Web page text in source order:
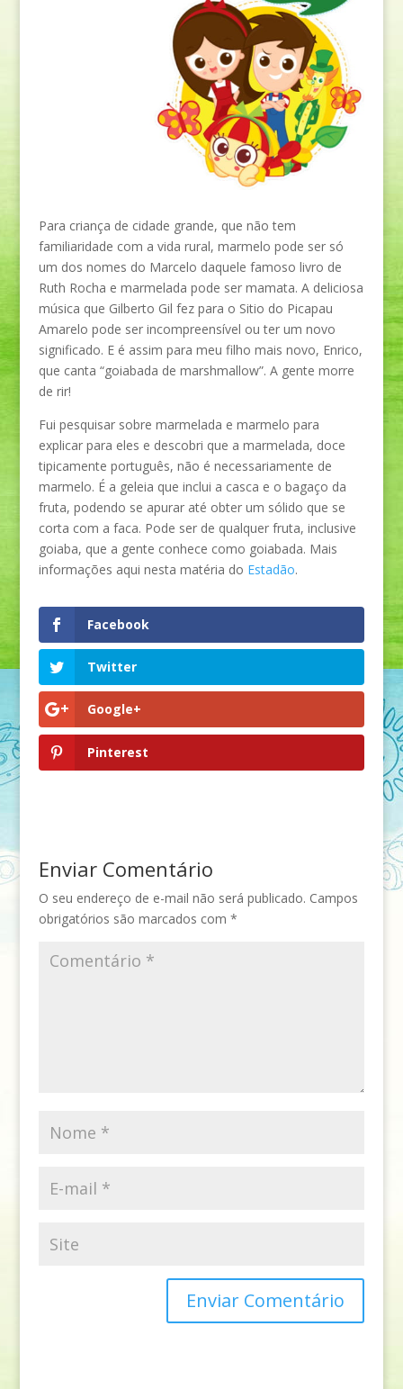
Para criança de cidade grande, que não tem
familiaridade com a vida rural, marmelo pode ser só
um dos nomes do Marcelo daquele famoso livro de
Ruth Rocha e marmelada pode ser mamata. A deliciosa
música que Gilberto Gil fez para o Sitio do Picapau
Amarelo pode ser incompreensível ou ter um novo
significado. E é assim para meu filho mais novo, Enrico,
que canta “goiabada de marshmallow”. A gente morre
de rir!
Fui pesquisar sobre marmelada e marmelo para
explicar para eles e descobri que a marmelada, doce
tipicamente português, não é necessariamente de
marmelo. É a geleia que inclui a casca e o bagaço da
fruta, podendo se apurar até obter um sólido que se
corta com a faca. Pode ser de qualquer fruta, inclusive
goiaba, que a gente conhece como goiabada. Mais
informações aqui nesta matéria do Estadão.
Facebook
Twitter
Google+
Pinterest
Enviar Comentário
O seu endereço de e-mail não será publicado. Campos
obrigatórios são marcados com *